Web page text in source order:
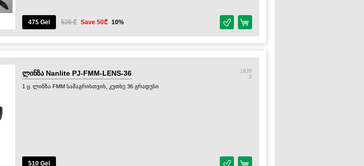
475 Gel 525 ₾ Save 50₾ 10%
ლინზა Nanlite PJ-FMM-LENS-36
1826
2
1 ც. ლინზა FMM სამაგრისთვის, კუთხე 36 გრადუსი
510 Gel